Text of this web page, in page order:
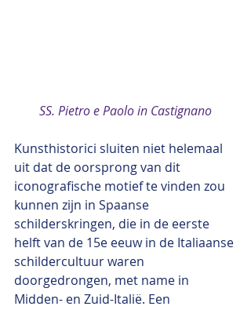
SS. Pietro e Paolo in Castignano
Kunsthistorici sluiten niet helemaal
uit dat de oorsprong van dit
iconografische motief te vinden zou
kunnen zijn in Spaanse
schilderskringen, die in de eerste
helft van de 15e eeuw in de Italiaanse
schildercultuur waren
doorgedrongen, met name in
Midden- en Zuid-Italië. Een